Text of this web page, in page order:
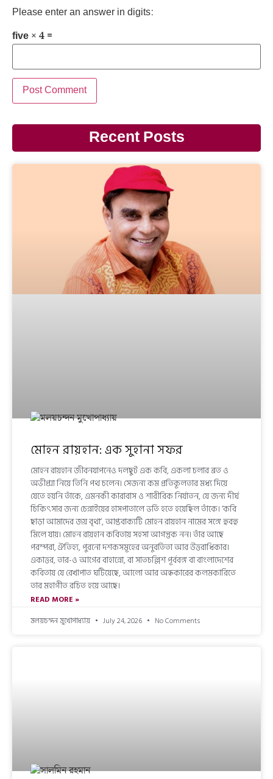
Please enter an answer in digits:
five × 4 =
Recent Posts
মোহন রায়হান: এক সুহানা সফর
মোহন রায়হান জীবনযাপনেও দলছুট এক কবি, একলা চলার ব্রত ও
অভীপ্সা নিয়ে তিনি পথ চলেন। সেজন্য কম প্রতিকূলতার মধ্য দিয়ে
যেতে হয়নি তাঁকে, এমনকী কারাবাস ও শারীরিক নির্যাতন, যে জন্য দীর্ঘ
চিকিৎসার জন্য চেন্নাইয়ের হাসপাতালে ভর্তি হতে হয়েছিল তাঁকে। ‘কবি
ছাড়া আমাদের জয় বৃথা’, আপ্তবাক্যটি মোহন রায়হান নামের সঙ্গে হুবহু
মিলে যায়। মোহন রায়হান কবিতায় সহসা আগন্তুক নন। তাঁর আছে
পরম্পরা, ঐতিহ্য, পুরনো দশকসমূহের অনুবর্তিতা আর উত্তরাধিকার।
একাত্তর, তার-ও আগের বাহান্নো, বা সাতচল্লিশ পূর্ববঙ্গ বা বাংলাদেশের
কবিতায় যে রেখাপাত ঘটিয়েছে, আলো আর অন্ধকারের কলমকারিতে
তার মহাগীত রচিত হয়ে আছে।
READ MORE »
মলয়চন্দন মুখোপাধ্যায়
July 24, 2026 No Comments